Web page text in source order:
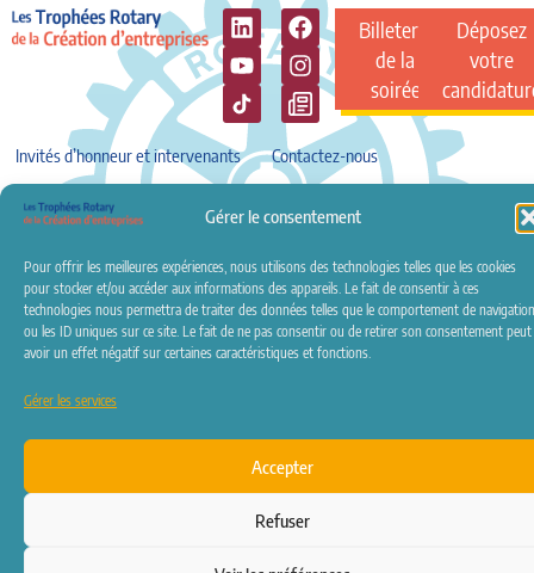
Gérer le consentement
Pour offrir les meilleures expériences, nous utilisons des technologies telles que les cookies
pour stocker et/ou accéder aux informations des appareils. Le fait de consentir à ces
technologies nous permettra de traiter des données telles que le comportement de navigation
ou les ID uniques sur ce site. Le fait de ne pas consentir ou de retirer son consentement peut
avoir un effet négatif sur certaines caractéristiques et fonctions.
Gérer les services
Accepter
Refuser
Billeterie
de la
soirée
Déposez
votre
Invités d’honneur et intervenants
Contactez-nous
Revue de presse
Rotary Clubs Partenaires